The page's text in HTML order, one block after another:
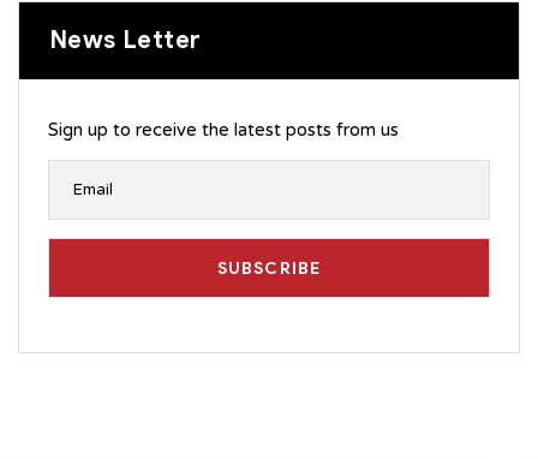
News Letter
Sign up to receive the latest posts from us